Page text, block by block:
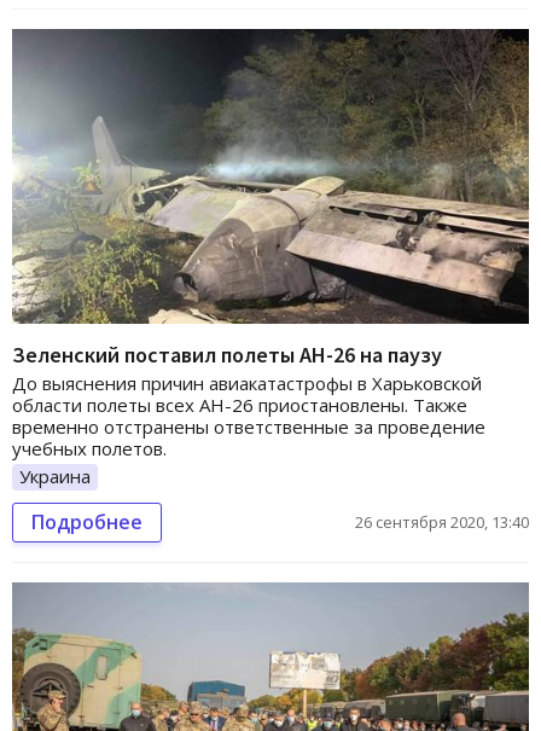
Зеленский поставил полеты АН-26 на паузу
До выяснения причин авиакатастрофы в Харьковской
области полеты всех АН-26 приостановлены. Также
временно отстранены ответственные за проведение
учебных полетов.
Украина
Подробнее 26 сентября 2020, 13:40